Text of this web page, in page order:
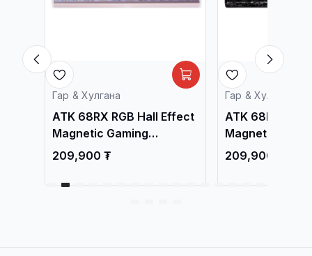
Гар & Хулгана
ATK 68RX RGB Hall Effect
Magnetic Gaming
Keyboard White
209,900 ₮
Гар & Хулгана
ATK 68RX
Magnetic
Keyboard Black
209,900 ₮